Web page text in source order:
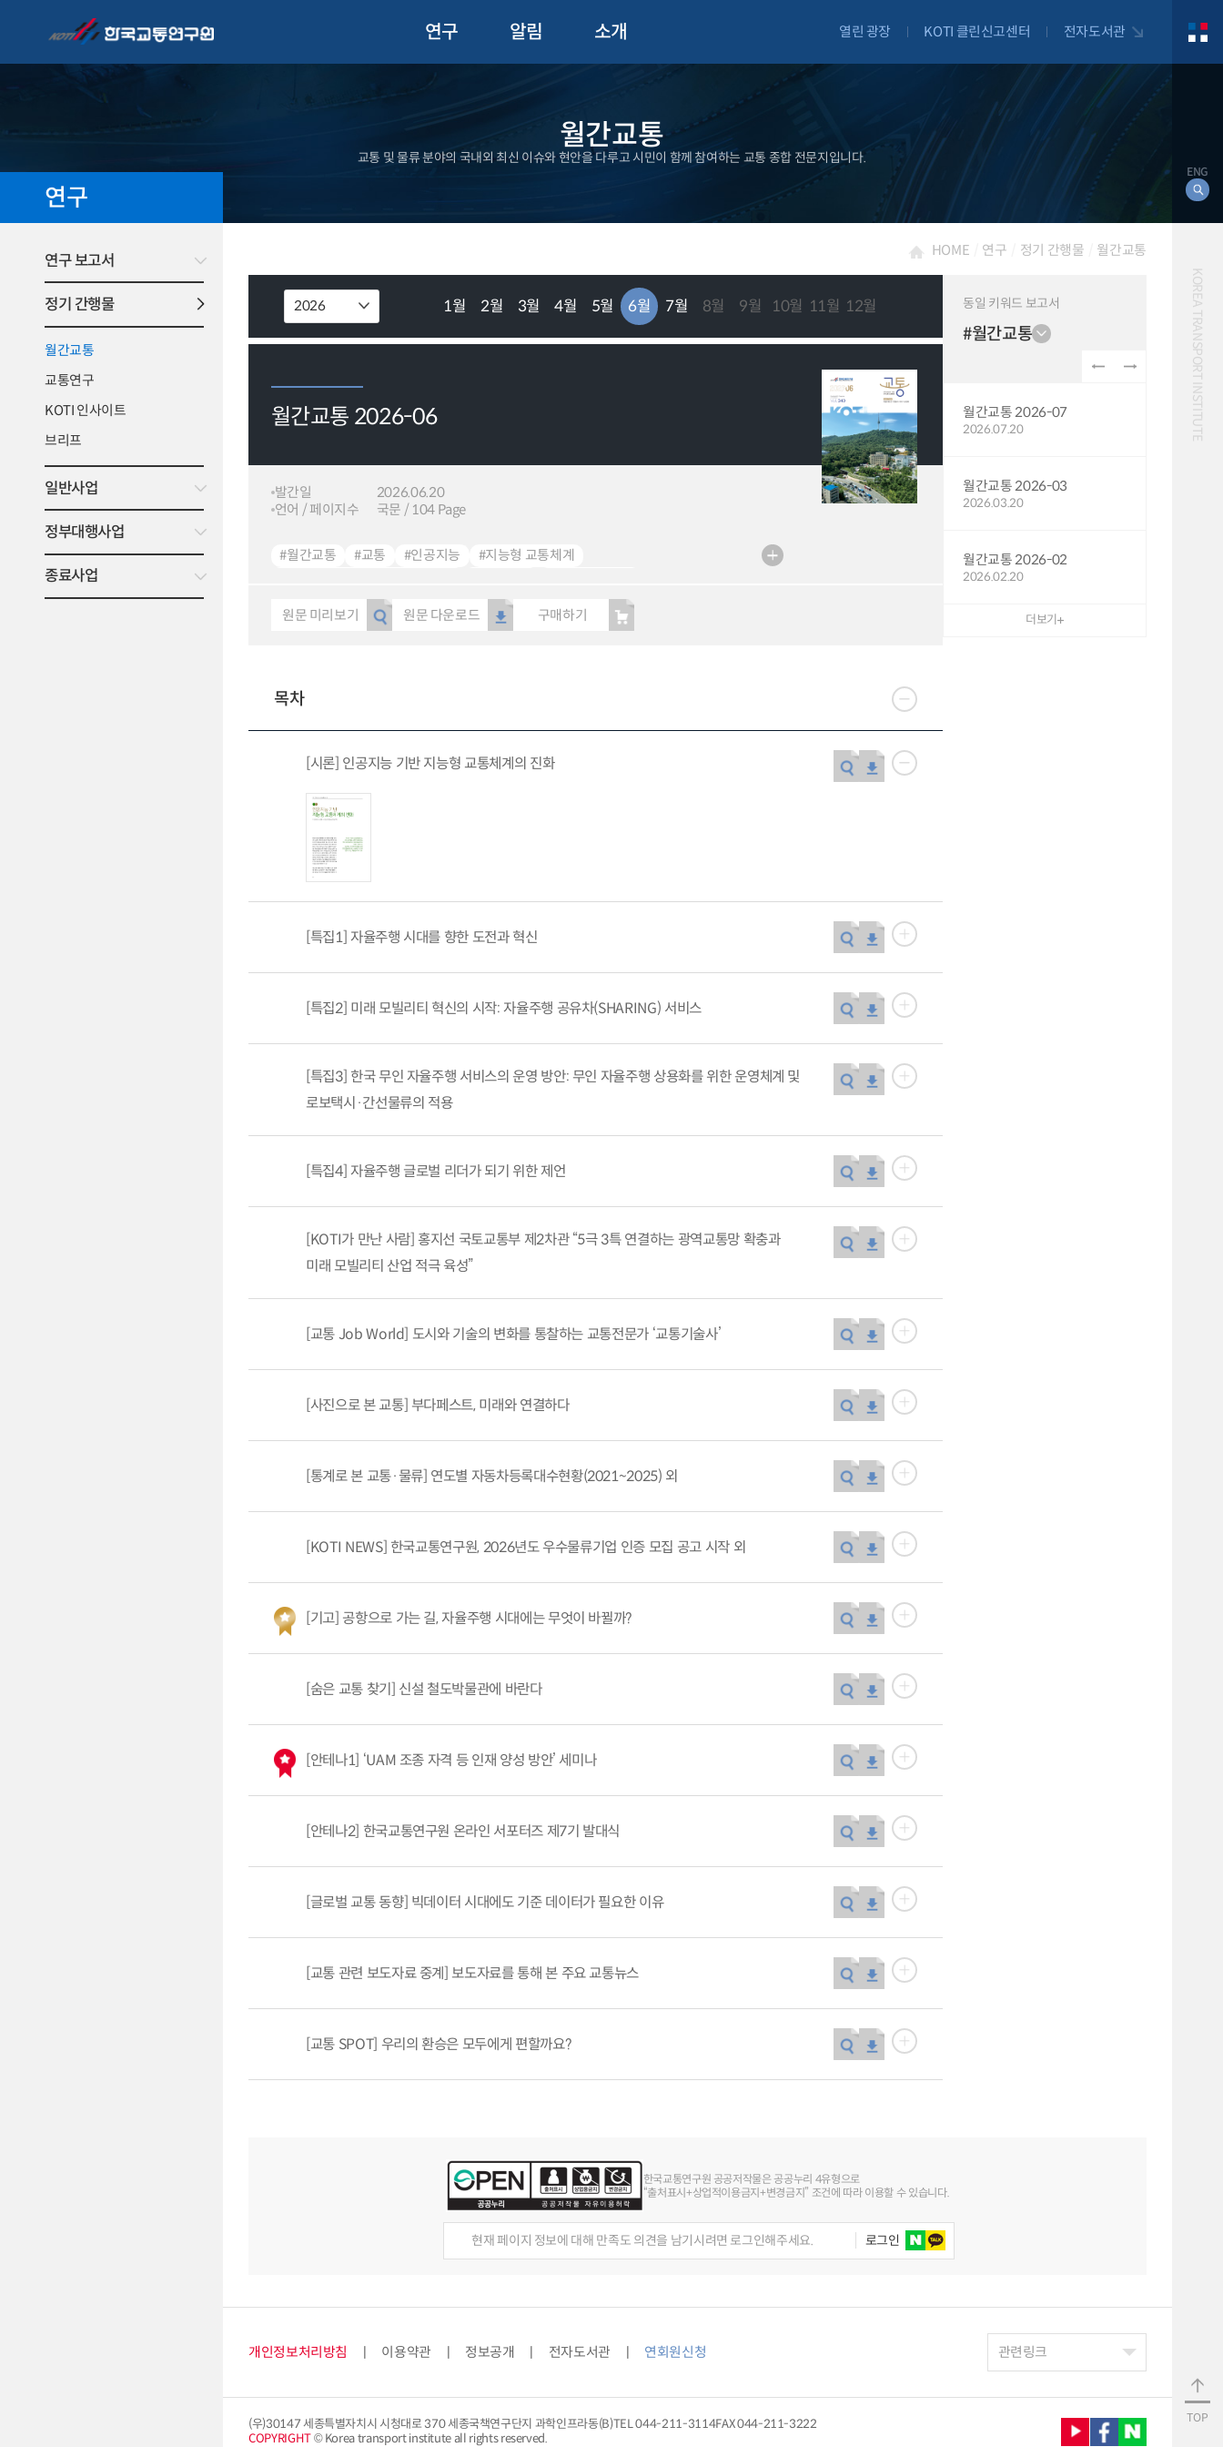
연구 알림 소개 열린 광장 KOTI 클린신고센터 전자도서관
월간교통
교통 및 물류 분야의 국내외 최신 이슈와 현안을 다루고 시민이 함께 참여하는 교통 종합 전문지입니다.
연구
연구 보고서
정기 간행물
월간교통
교통연구
KOTI 인사이트
브리프
일반사업
정부대행사업
종료사업
HOME 연구 정기 간행물 월간교통
1월 2월 3월 4월 5월 6월 7월 8월 9월 10월 11월 12월
월간교통 2026-06
발간일
2026.06.20
언어 / 페이지수
국문 / 104 Page
#월간교통 #교통 #인공지능
#지능형 교통체계
#자율주행 공유차 서비스
#무인 자율주행 #간선물류
#광역교통망
#교통기술사 #자동차등록대수현황
#우수물류기업 인증
원문 미리보기 원문 다운로드 구매하기
목차
[시론] 인공지능 기반 지능형 교통체계의 진화
[특집1] 자율주행 시대를 향한 도전과 혁신
[특집2] 미래 모빌리티 혁신의 시작: 자율주행 공유차(SHARING) 서비스
[특집3] 한국 무인 자율주행 서비스의 운영 방안: 무인 자율주행 상용화를 위한 운영체계 및
로보택시·간선물류의 적용
[특집4] 자율주행 글로벌 리더가 되기 위한 제언
[KOTI가 만난 사람] 홍지선 국토교통부 제2차관 “5극 3특 연결하는 광역교통망 확충과
미래 모빌리티 산업 적극 육성”
[교통 Job World] 도시와 기술의 변화를 통찰하는 교통전문가 ‘교통기술사’
[사진으로 본 교통] 부다페스트, 미래와 연결하다
[통계로 본 교통·물류] 연도별 자동차등록대수현황(2021~2025) 외
[KOTI NEWS] 한국교통연구원, 2026년도 우수물류기업 인증 모집 공고 시작 외
[기고] 공항으로 가는 길, 자율주행 시대에는 무엇이 바뀔까?
[숨은 교통 찾기] 신설 철도박물관에 바란다
[안테나1] ‘UAM 조종 자격 등 인재 양성 방안’ 세미나
[안테나2] 한국교통연구원 온라인 서포터즈 제7기 발대식
[글로벌 교통 동향] 빅데이터 시대에도 기준 데이터가 필요한 이유
[교통 관련 보도자료 중계] 보도자료를 통해 본 주요 교통뉴스
[교통 SPOT] 우리의 환승은 모두에게 편할까요?
동일 키워드 보고서
#월간교통
월간교통 2026-07
2026.07.20
월간교통 2026-03
2026.03.20
월간교통 2026-02
2026.02.20
더보기
한국교통연구원 공공저작물은 공공누리 4유형으로
“출처표시+상업적이용금지+변경금지” 조건에 따라 이용할 수 있습니다.
현재 페이지 정보에 대해 만족도 의견을 남기시려면 로그인해주세요. 로그인
개인정보처리방침 이용약관 정보공개 전자도서관 연회원신청 관련링크
(우)30147 세종특별자치시 시청대로 370 세종국책연구단지 과학인프라동(B)TEL044-211-3114FAX 044-211-3222
COPYRIGHT© Korea transport institute all rights reserved.
ENG
KOREA TRANSPORT INSTITUTE
TOP
교통혼잡비용
일반사업보고서
2024년 국가교통조사 및
분석 요약보고서
권역별통행지표
교통수요예측